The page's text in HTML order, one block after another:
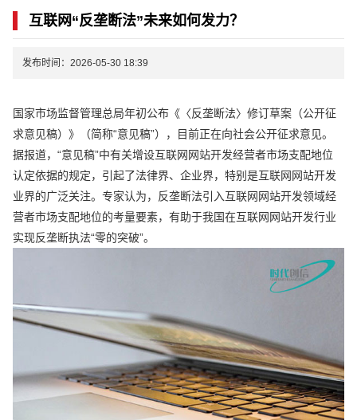
互联网“反垄断法”未来如何发力？
发布时间：2026-05-30 18:39
国家市场监督管理总局年初公布《〈反垄断法〉修订草案（公开征
求意见稿）》（简称“意见稿”），目前正在向社会公开征求意见。
据报道，“意见稿”中有关增设互联网网站开发经营者市场支配地位
认定依据的规定，引起了法律界、企业界，特别是互联网网站开发
业界的广泛关注。专家认为，反垄断法引入互联网网站开发领域经
营者市场支配地位的考量要素，有助于我国在互联网网站开发行业
实现反垄断执法“零的突破”。